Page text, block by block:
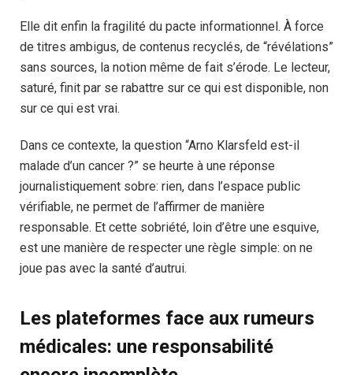
Elle dit enfin la fragilité du pacte informationnel. À force
de titres ambigus, de contenus recyclés, de “révélations”
sans sources, la notion même de fait s’érode. Le lecteur,
saturé, finit par se rabattre sur ce qui est disponible, non
sur ce qui est vrai.
Dans ce contexte, la question “Arno Klarsfeld est-il
malade d’un cancer ?” se heurte à une réponse
journalistiquement sobre: rien, dans l’espace public
vérifiable, ne permet de l’affirmer de manière
responsable. Et cette sobriété, loin d’être une esquive,
est une manière de respecter une règle simple: on ne
joue pas avec la santé d’autrui.
Les plateformes face aux rumeurs
médicales: une responsabilité